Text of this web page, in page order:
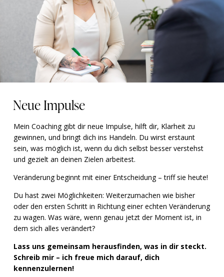
Neue Impulse
Mein Coaching gibt dir neue Impulse, hilft dir, Klarheit zu
gewinnen, und bringt dich ins Handeln. Du wirst erstaunt
sein, was möglich ist, wenn du dich selbst besser verstehst
und gezielt an deinen Zielen arbeitest.
Veränderung beginnt mit einer Entscheidung – triff sie heute!
Du hast zwei Möglichkeiten: Weiterzumachen wie bisher
oder den ersten Schritt in Richtung einer echten Veränderung
zu wagen. Was wäre, wenn genau jetzt der Moment ist, in
dem sich alles verändert?
Lass uns gemeinsam herausfinden, was in dir steckt.
Schreib mir – ich freue mich darauf, dich
kennenzulernen!